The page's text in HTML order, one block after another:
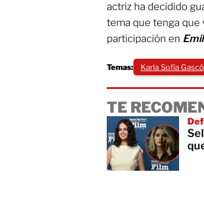
actriz ha decidido
tema que tenga que
participación en
Temas: Karla Sofía
TE